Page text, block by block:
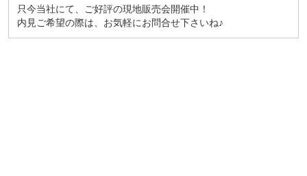
只今当社にて、ご好評の現地販売会開催中！
内見ご希望の際は、お気軽にお問合せ下さいね♪